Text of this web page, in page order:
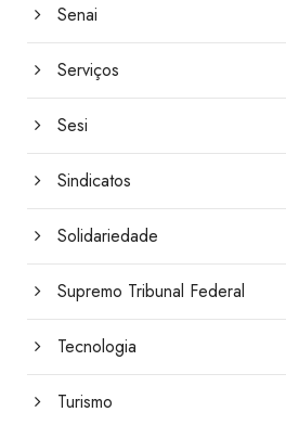
Senai
Serviços
Sesi
Sindicatos
Solidariedade
Supremo Tribunal Federal
Tecnologia
Turismo